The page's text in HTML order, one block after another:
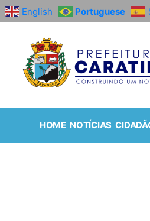
English Portuguese
HOME NOTÍCIAS